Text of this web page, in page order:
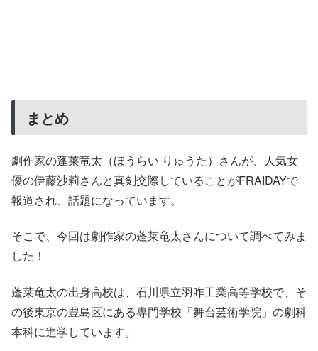
まとめ
劇作家の蓬莱竜太（ほうらい りゅうた）さんが、人気女
優の伊藤沙莉さんと真剣交際していることがFRAIDAYで
報道され、話題になっています。
そこで、今回は劇作家の蓬莱竜太さんについて調べてみま
した！
蓬莱竜太の出身高校は、石川県立羽咋工業高等学校で、そ
の後東京の豊島区にある専門学校「舞台芸術学院」の劇科
本科に進学しています。